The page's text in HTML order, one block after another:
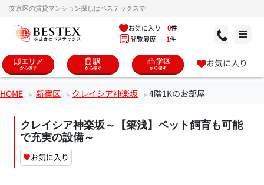
文京区の賃貸マンション探しはベステックスで
お気に入り 0件
閲覧履歴 1件
お気に入り
HOME 新宿区 クレイシア神楽坂 4階1Kのお部屋
クレイシア神楽坂～【築浅】ペット飼育も可能
で充実の設備～
♥お気に入り